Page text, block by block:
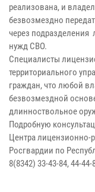
реализована, и
безвозмездно
через подразделения
нужд СВО.
Специалисты
территориального
граждан, что любой
безвозмездной
длинноствольное
Подробную
Центра лицензионно-
Росгвардии по
8(8342) 33-43-84, 44-44-